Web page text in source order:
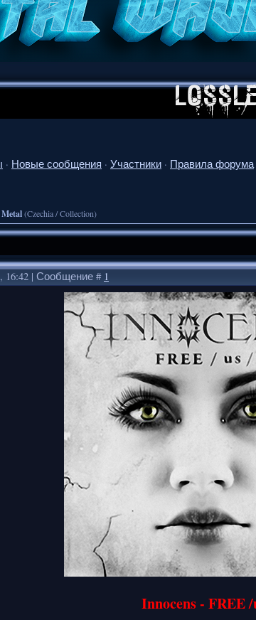
· Новые сообщения · Участники · Правила форума
(Czechia / Collection)
16:42 | Сообщение # 1
Innocens - FREE